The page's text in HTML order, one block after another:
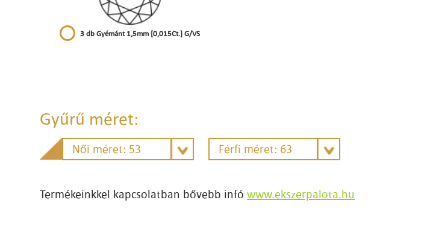
3 db Gyémánt 1,5mm [0,015Ct.] G/VS
Gyűrű méret:
Női méret: 53 Férfi méret: 63
Termékeinkkel kapcsolatban bővebb infó www.ekszerpalota.hu